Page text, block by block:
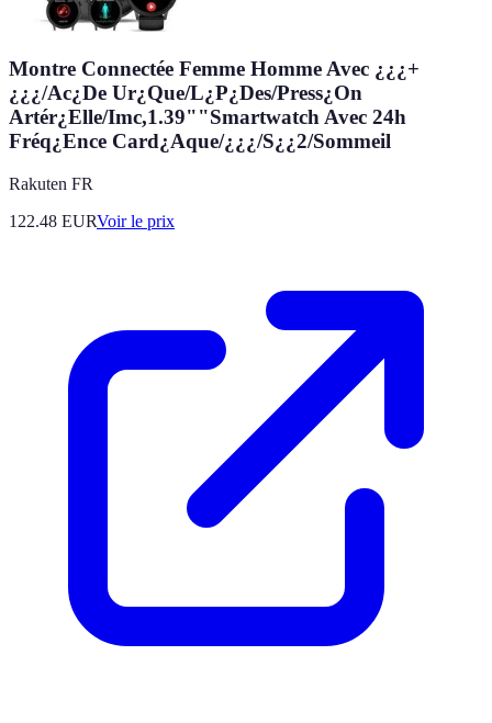
Montre Connectée Femme Homme Avec ¿¿¿+
¿¿¿/Ac¿De Ur¿Que/L¿P¿Des/Press¿On
Artér¿Elle/Imc,1.39""Smartwatch Avec 24h
Fréq¿Ence Card¿Aque/¿¿¿/S¿¿2/Sommeil
Rakuten FR
122.48 EURVoir le prix